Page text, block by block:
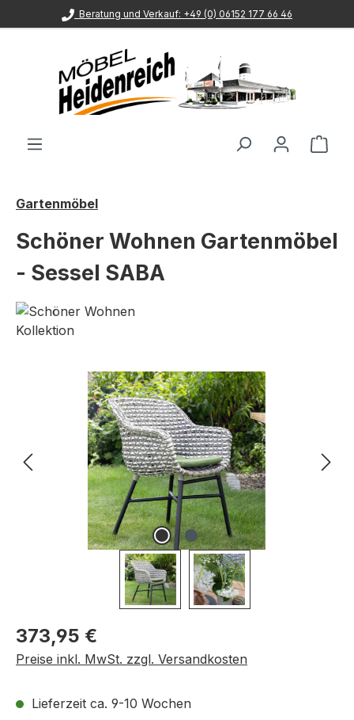
Zum Hauptinhalt springen
Beratung und Verkauf: +49 (0) 06152 177 66 46
Gartenmöbel
Schöner Wohnen Gartenmöbel
- Sessel SABA
Bildergalerie überspringen
Regulärer Preis:
373,95 €
Preise inkl. MwSt. zzgl. Versandkosten
Lieferzeit ca. 9-10 Wochen